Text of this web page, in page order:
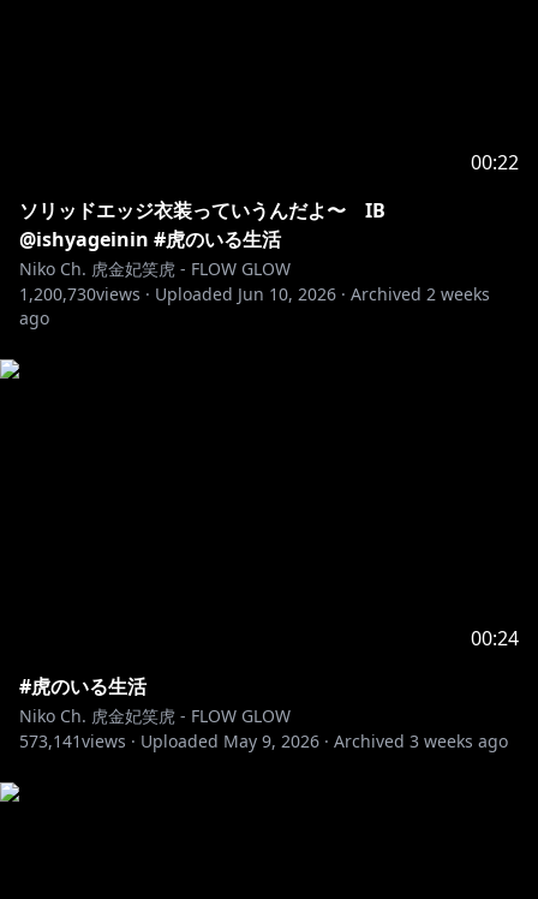
00:22
ソリッドエッジ衣装っていうんだよ〜 IB
@ishyageinin #虎のいる生活
Niko Ch. 虎金妃笑虎 - FLOW GLOW
1,200,730views · Uploaded Jun 10, 2026 · Archived 2 weeks
ago
00:24
#虎のいる生活
Niko Ch. 虎金妃笑虎 - FLOW GLOW
573,141views · Uploaded May 9, 2026 · Archived 3 weeks ago